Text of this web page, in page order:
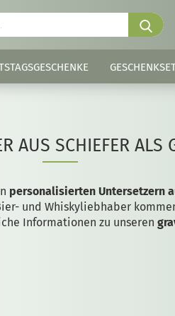
AUS SCHIEFER ALS
personalisierten Untersetzern
und Whiskyliebhaber
Informationen zu unseren